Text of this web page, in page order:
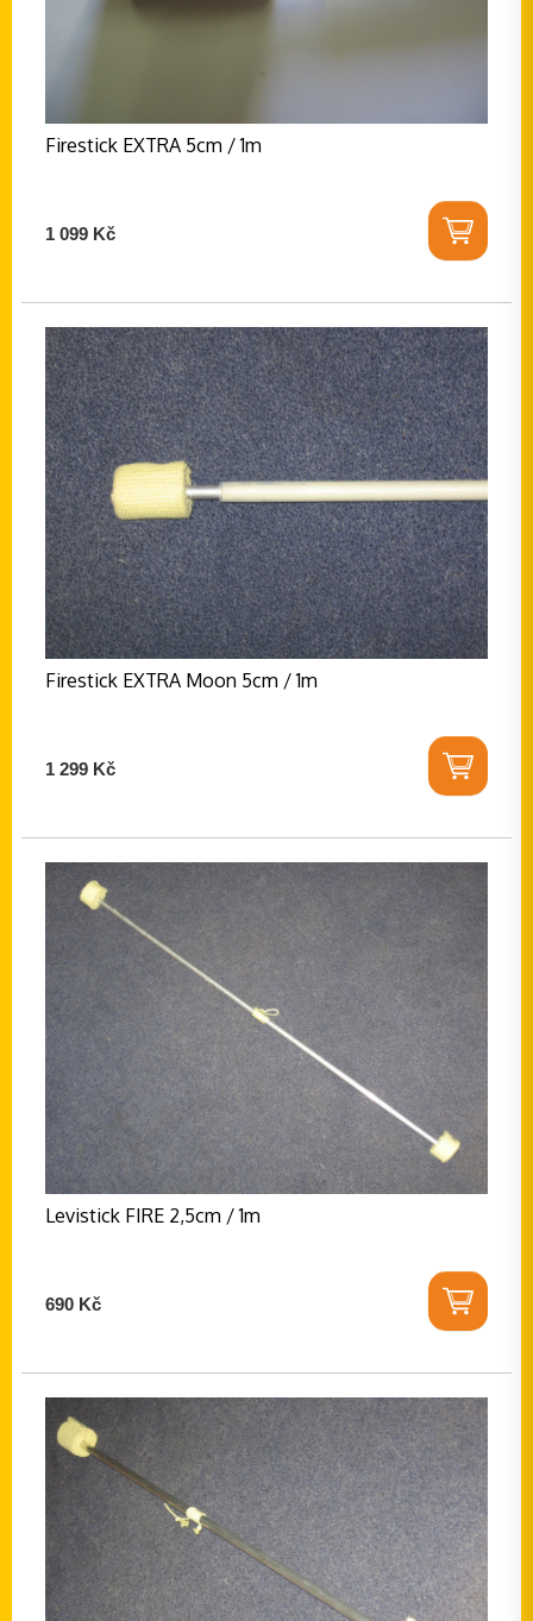
Firestick EXTRA 5cm / 1m
1 099 Kč
Firestick EXTRA Moon 5cm / 1m
1 299 Kč
Levistick FIRE 2,5cm / 1m
690 Kč